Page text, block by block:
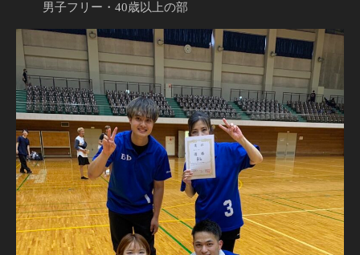
男子フリー・40歳以上の部